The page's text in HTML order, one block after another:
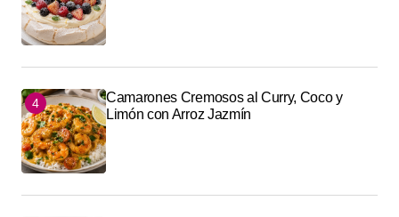
Camarones Cremosos al Curry, Coco y
Limón con Arroz Jazmín